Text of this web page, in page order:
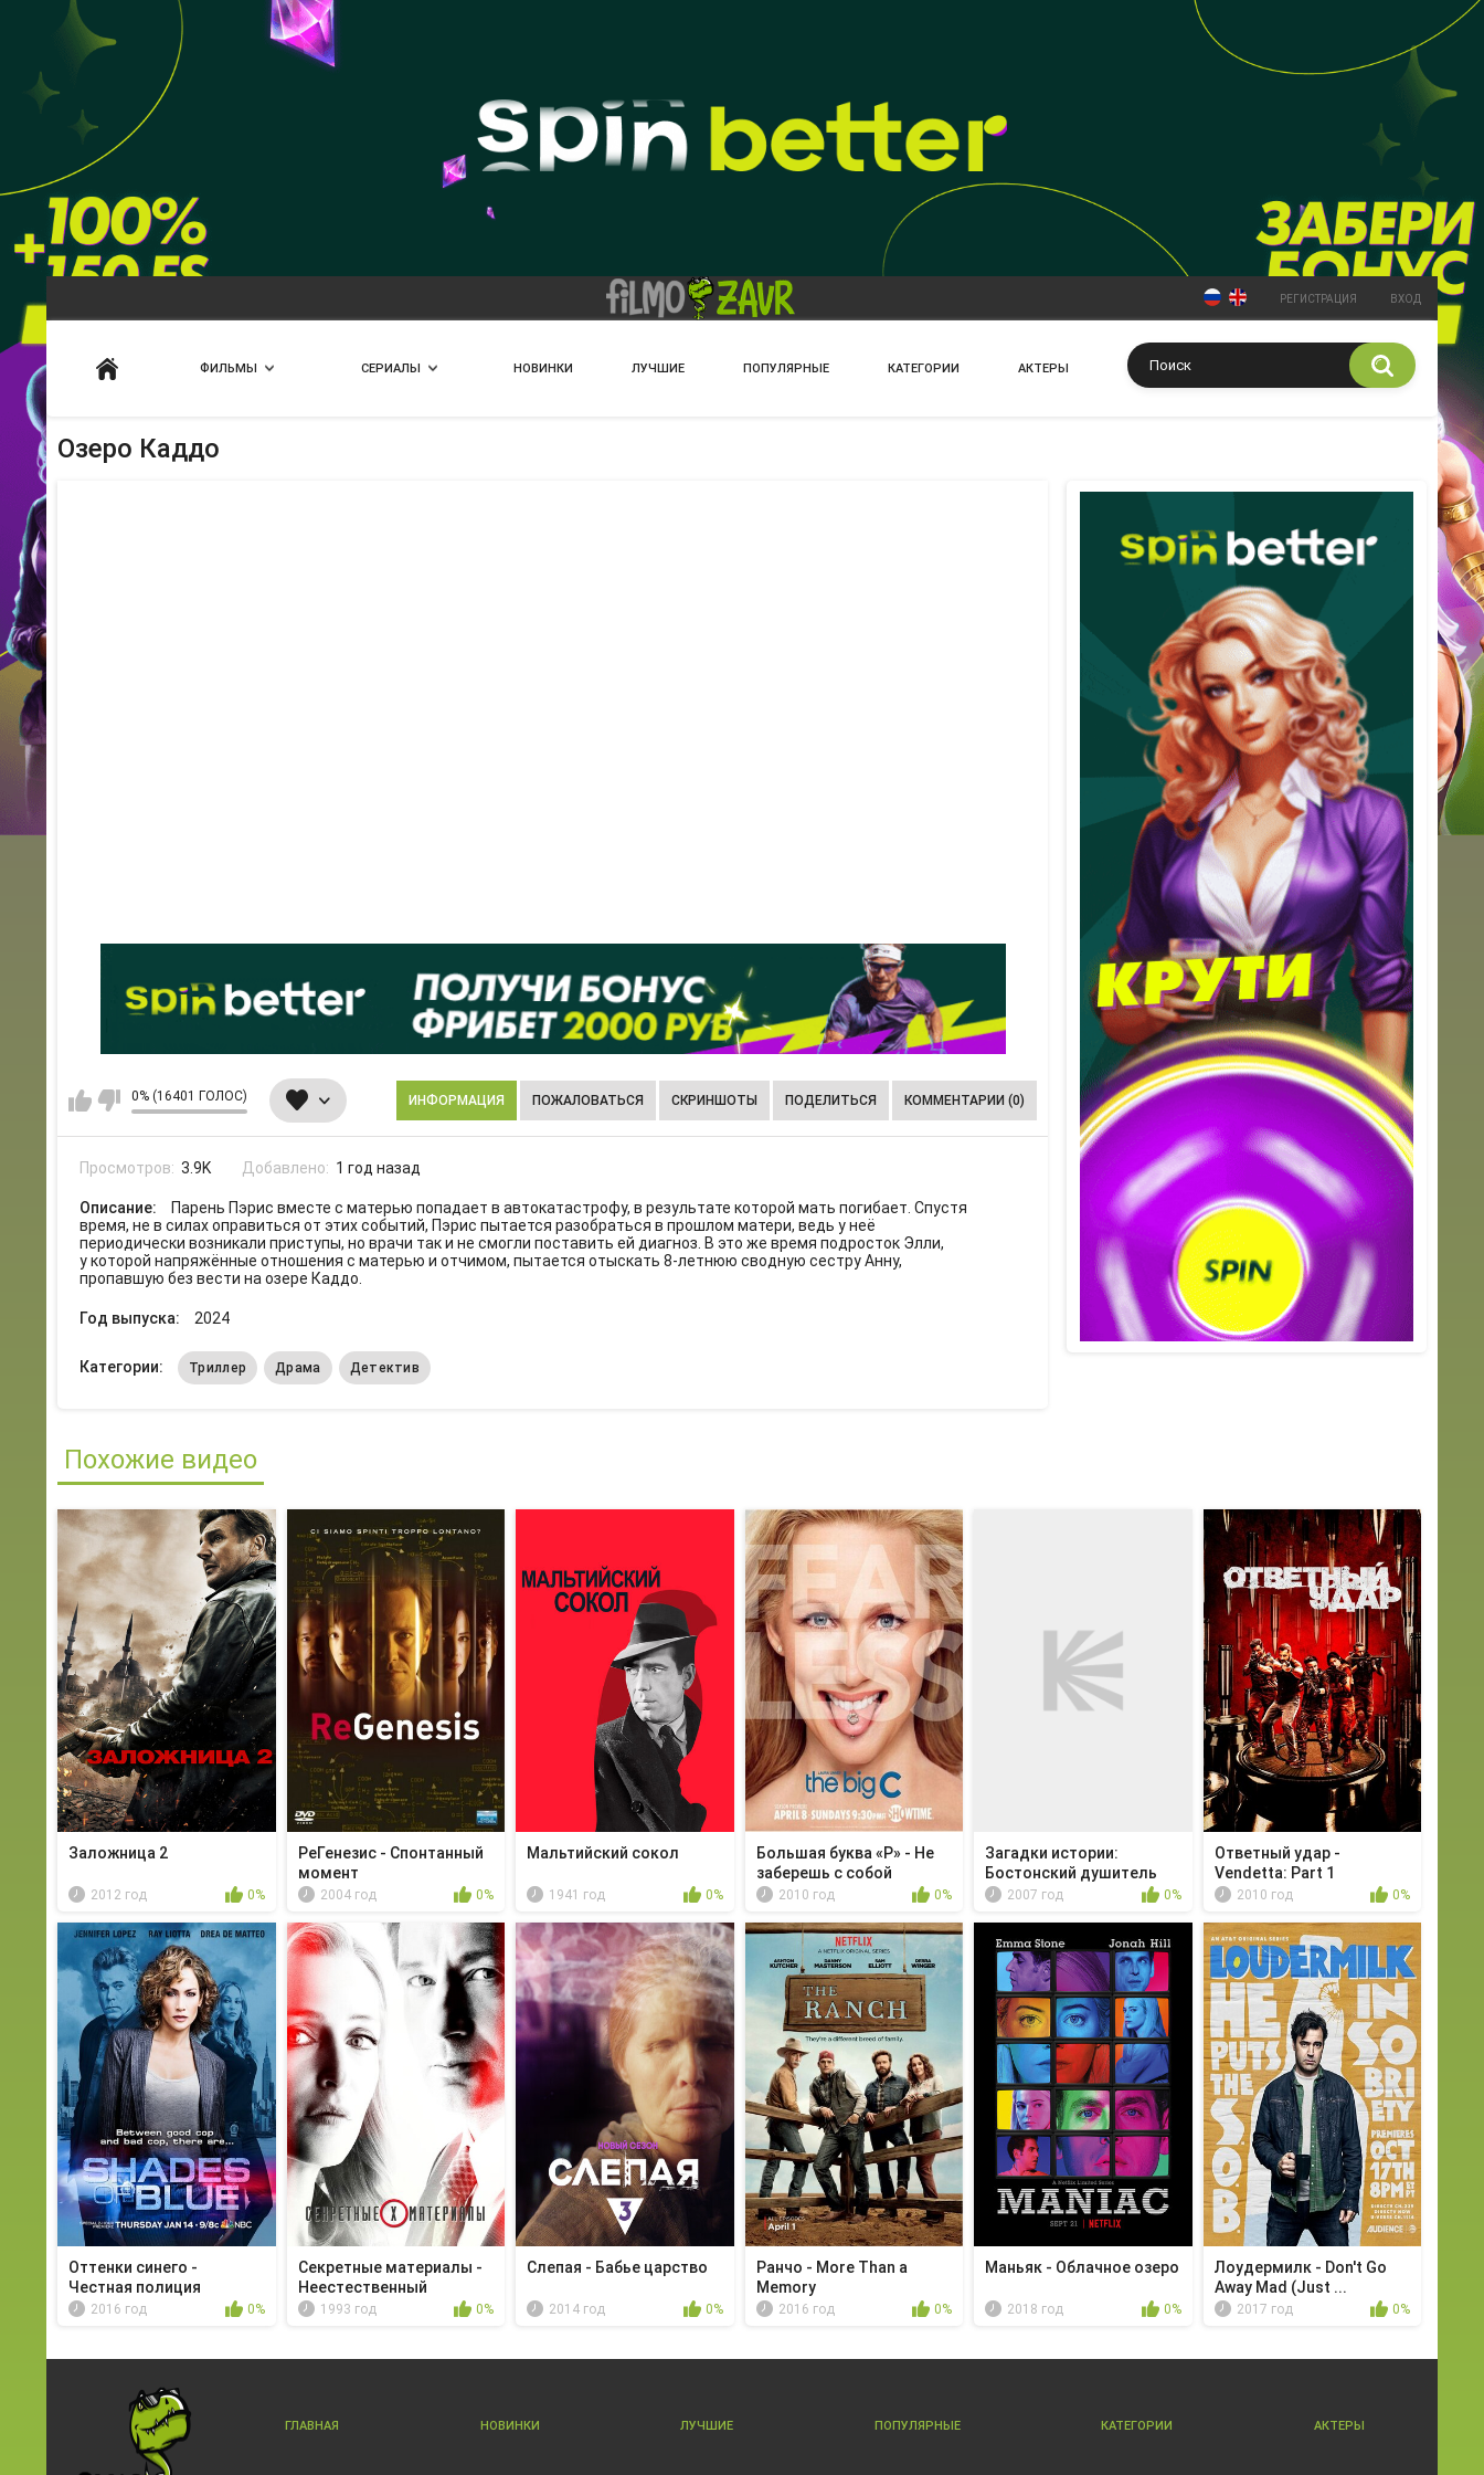
РЕГИСТРАЦИЯ ВХОД
ФИЛЬМЫ СЕРИАЛЫ НОВИНКИ ЛУЧШИЕ ПОПУЛЯРНЫЕ КАТЕГОРИИ АКТЕРЫ
Озеро Каддо
0% (16401 ГОЛОС) ИНФОРМАЦИЯ ПОЖАЛОВАТЬСЯ СКРИНШОТЫ ПОДЕЛИТЬСЯ КОММЕНТАРИИ (0)
Просмотров: 3.9K Добавлено: 1 год назад
Описание:
Парень Пэрис вместе с матерью попадает в автокатастрофу, в результате которой мать погибает. Спустя
время, не в силах оправиться от этих событий, Пэрис пытается разобраться в прошлом матери, ведь у неё
периодически возникали приступы, но врачи так и не смогли поставить ей диагноз. В это же время подросток Элли,
у которой напряжённые отношения с матерью и отчимом, пытается отыскать 8-летнюю сводную сестру Анну,
пропавшую без вести на озере Каддо.
Год выпуска: 2024
Категории: Триллер Драма Детектив
Похожие видео
Заложница 2
2012 год 0%
РеГенезис - Спонтанный
момент
2004 год 0%
Мальтийский сокол
1941 год 0%
Большая буква «Р» - Не
заберешь с собой
2010 год 0%
Загадки истории:
Бостонский душитель
2007 год 0%
Ответный удар -
Vendetta: Part 1
2010 год 0%
Оттенки синего -
Честная полиция
2016 год 0%
Секретные материалы -
Неестественный
1993 год 0%
Слепая - Бабье царство
2014 год 0%
Ранчо - More Than a
Memory
2016 год 0%
Маньяк - Облачное озеро
2018 год 0%
Лоудермилк - Don't Go
Away Mad (Just ...
2017 год 0%
ГЛАВНАЯ НОВИНКИ ЛУЧШИЕ ПОПУЛЯРНЫЕ КАТЕГОРИИ АКТЕРЫ